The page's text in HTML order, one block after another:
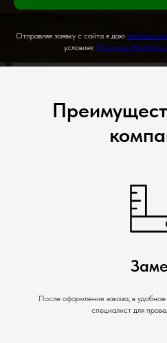
Отправляя заявку с сайта я даю согласие
условиях Политики
После оформления заказа, в
специалист для